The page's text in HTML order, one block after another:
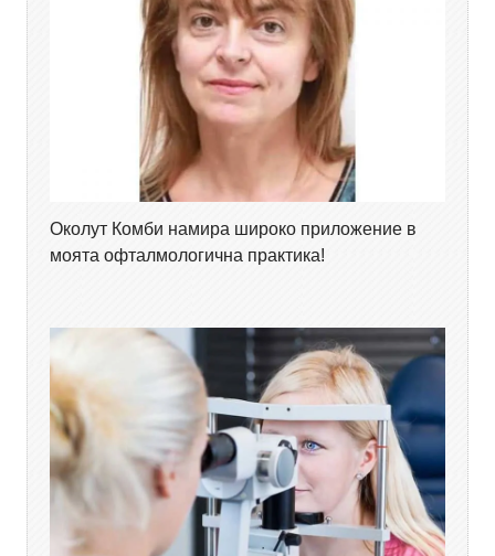
Околут Комби намира широко приложение в
моята офталмологична практика!